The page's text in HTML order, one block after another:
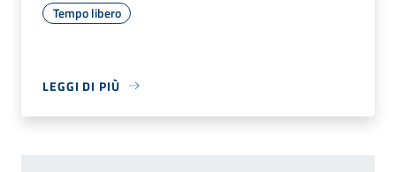
Tempo libero
LEGGI DI PIÙ